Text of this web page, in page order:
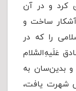
کرد و در آن
ساخت و
را که در
عَلَیهِ‌السَّلام
بدین‌سان به
شهرت یافت،